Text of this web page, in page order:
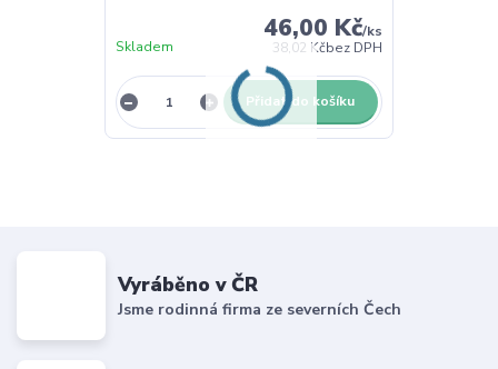
46,00 Kč/ks
38,02 Kčbez DPH
Skladem
Přidat do košíku
Vyráběno v ČR
Jsme rodinná firma ze severních Čech